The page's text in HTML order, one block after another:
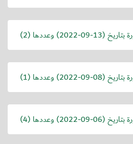
بتاريخ (2022-09-13) وعددها (2)
بتاريخ (2022-09-08) وعددها (1)
بتاريخ (2022-09-06) وعددها (4)